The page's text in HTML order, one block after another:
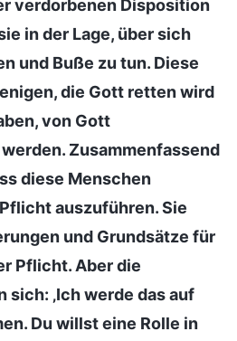
verdorbenen Disposition
in der Lage, über sich
und Buße zu tun. Diese
die Gott retten wird
von Gott
Zusammenfassend
diese Menschen
auszuführen. Sie
und Grundsätze für
Pflicht. Aber die
‚Ich werde das auf
Du willst eine Rolle in